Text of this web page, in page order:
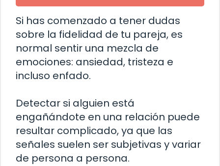
Si has comenzado a tener dudas
sobre la fidelidad de tu pareja, es
normal sentir una mezcla de
emociones: ansiedad, tristeza e
incluso enfado.
Detectar si alguien está
engañándote en una relación puede
resultar complicado, ya que las
señales suelen ser subjetivas y variar
de persona a persona.